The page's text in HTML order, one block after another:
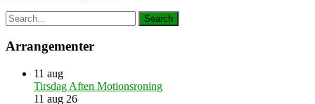
Arrangementer
11 aug
Tirsdag Aften Motionsroning
11 aug 26